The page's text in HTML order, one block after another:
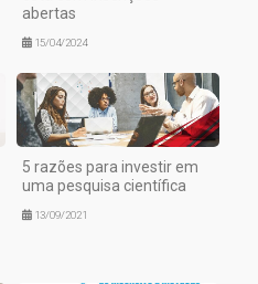
abertas
15/04/2024
5 razões para investir em
uma pesquisa científica
13/09/2021